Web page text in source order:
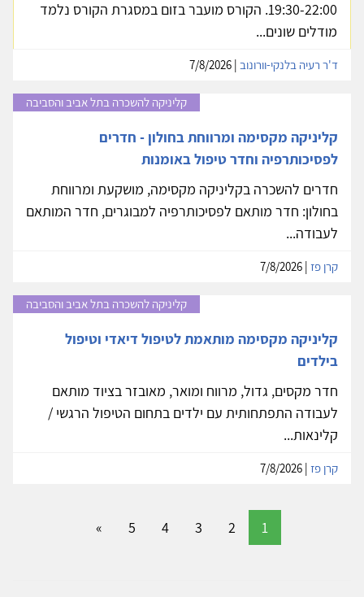
19:30-22:00. הקורס מועבר בזום במסגרת הקורס נלמד
מודלים שונים...
ד'ר רעיה בלנקי-וורונוב
קליניקה להשכרה בתל אביב והסביבה
קליניקה מקסימה ומרווחת בחולון - חדרים
לפסיכותרפיה וחדר טיפול באומנות
חדרים להשכרה בקליניקה מקסימה, מושקעת ומרווחת
בחולון: חדר מותאם לפסיכותרפיה למבוגרים, חדר המותאם
לעבודה...
קרן פז
קליניקה להשכרה בתל אביב והסביבה
קליניקה מקסימה מותאמת לטיפול דיאדי וטיפול
בילדים
חדר מקסים, גדול, מרווח ומואר, מאובזר בציוד מותאם
לעבודה התפתחותית עם ילדים בתחום הטיפול הרגשי /
קלינאות...
קרן פז
1
2
3
4
5
»